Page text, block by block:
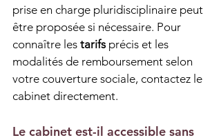
prise en charge pluridisciplinaire peut
être proposée si nécessaire. Pour
connaître les tarifs précis et les
modalités de remboursement selon
votre couverture sociale, contactez le
cabinet directement.
Le cabinet est-il accessible sans